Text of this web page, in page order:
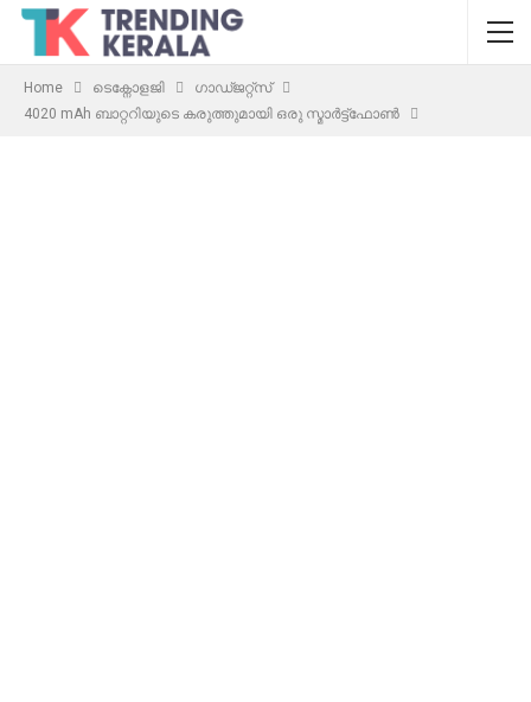
Home ടെക്നോളജി
ഗാഡ്ജറ്റ്സ്
4020 mAh ബാറ്ററിയുടെ കരുത്തുമായി ഒരു സ്മാര്‍ട്ട്‌ഫോണ്‍